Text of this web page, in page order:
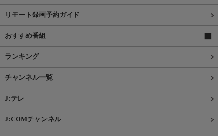
リモート録画予約ガイド
おすすめ番組
ランキング
チャンネル一覧
J:テレ
J:COMチャンネル